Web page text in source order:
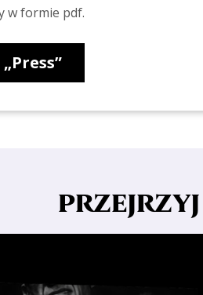
w formie pdf.